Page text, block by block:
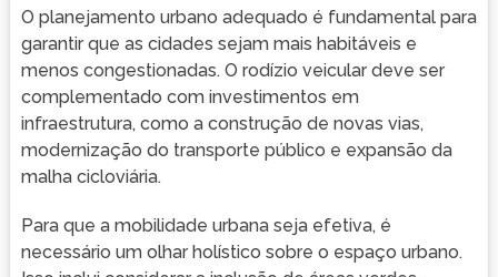
O planejamento urbano adequado é fundamental para
garantir que as cidades sejam mais habitáveis e
menos congestionadas. O rodízio veicular deve ser
complementado com investimentos em
infraestrutura, como a construção de novas vias,
modernização do transporte público e expansão da
malha cicloviária.
Para que a mobilidade urbana seja efetiva, é
necessário um olhar holístico sobre o espaço urbano.